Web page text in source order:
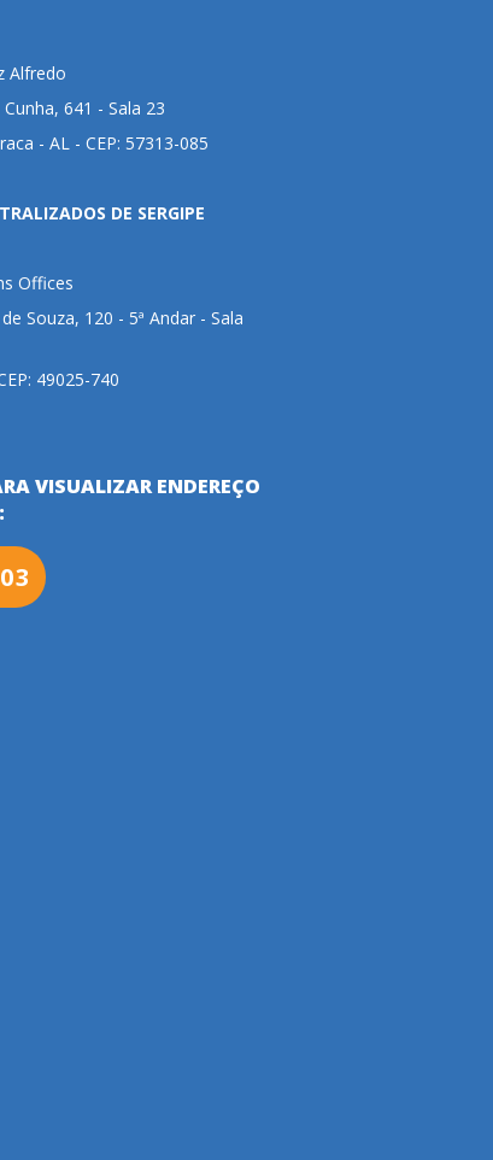
Alfredo
641 - Sala 23
- AL - CEP: 57313-085
DE SERGIPE
Offices
Souza, 120 - 5ª Andar - Sala
49025-740
VISUALIZAR ENDEREÇO